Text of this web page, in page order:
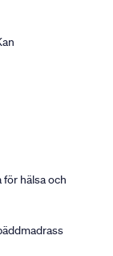
hälsa och